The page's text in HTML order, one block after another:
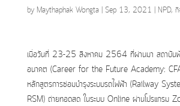
by Maythaphak Wongta| Sep 13, 2021 | NPD,
เมื่อวันที่ 23-25 สิงหาคม 2564 ที่ผ่านมา สถาบัน
อนาคต (Career for the Future Academy:
หลักสูตรการซ่อมบำรุงระบบรถไฟฟ้า (Railway
RSM) ถ่ายทอดสด ในระบบ Online ผ่านโปรแกรม